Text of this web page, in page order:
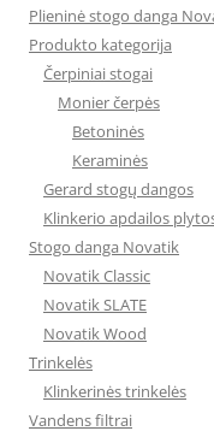
Plieninė stogo danga
Produkto kategorija
Čerpiniai stogai
Monier čerpės
Betoninės
Keraminės
Gerard stogų dangos
Klinkerio apdailos
Stogo danga Novatik
Novatik Classic
Novatik SLATE
Novatik Wood
Trinkelės
Klinkerinės trinkelės
Vandens filtrai